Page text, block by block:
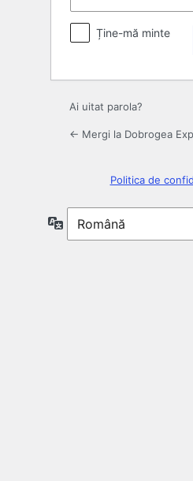
Ține-mă minte
Ai uitat parola?
← Mergi la Dobrogea
Politica de
Limbă